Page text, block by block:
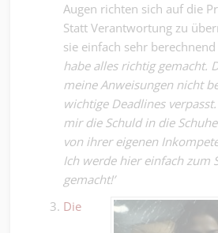
Augen richten sich auf die
Statt Verantwortung zu
sie einfach sehr berechnend
habe alles richtig gemacht.
meine Anweisungen nicht
wichtige Deadlines
mir die Schuld in die
von ihrer eigenen
Ich werde hier einfach zum
gemacht!’
Die